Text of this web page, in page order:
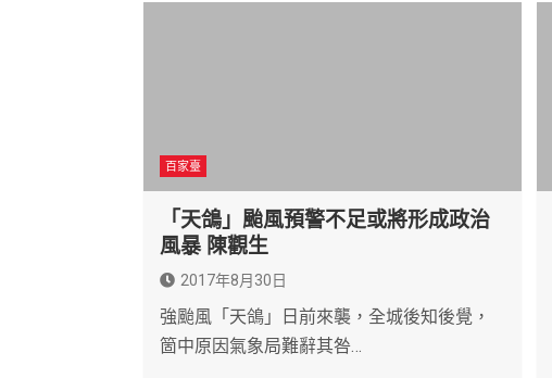
百家臺
「天鴿」颱風預警不足或將形成政治
風暴 陳觀生
2017年8月30日
強颱風「天鴿」日前來襲，全城後知後覺，
箇中原因氣象局難辭其咎…